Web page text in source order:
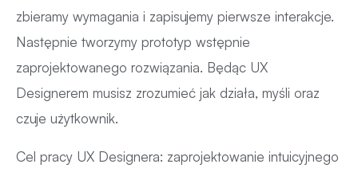
zbieramy wymagania i zapisujemy pierwsze interakcje.
Następnie tworzymy prototyp wstępnie
zaprojektowanego rozwiązania. Będąc UX
Designerem musisz zrozumieć jak działa, myśli oraz
czuje użytkownik.
Cel pracy UX Designera: zaprojektowanie intuicyjnego